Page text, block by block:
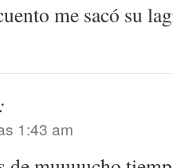
me sacó su
1:43 am